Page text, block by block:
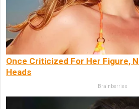
Once Criticized For Her Figure,
Heads
Brainberries